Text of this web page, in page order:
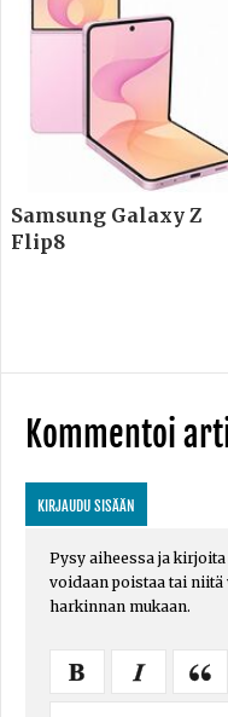
Samsung Galaxy Z
Flip8
Kommentoi
KIRJAUDU SISÄÄN
Pysy aiheessa ja
voidaan poistaa tai
harkinnan mukaan.